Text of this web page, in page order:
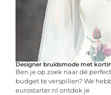
Designer bruidsmode met
Ben je op zoek naar dé
budget te verspillen? We
eurostarter.nl ontdek je